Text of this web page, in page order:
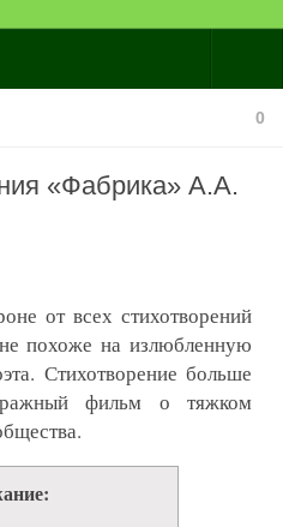
0
«Фабрика» А.А.
от всех стихотворений
похоже на излюбленную
Стихотворение больше
фильм о тяжком